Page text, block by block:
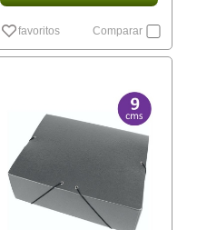
favoritos Comparar